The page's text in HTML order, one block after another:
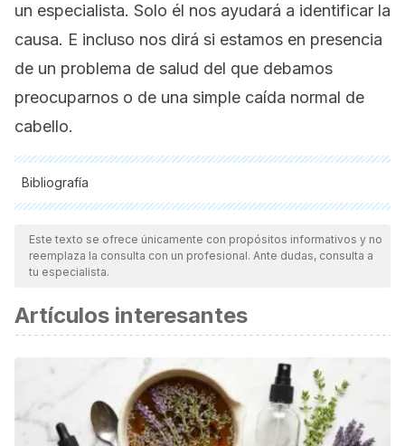
un especialista. Solo él nos ayudará a identificar la
causa. E incluso nos dirá si estamos en presencia
de un problema de salud del que debamos
preocuparnos o de una simple caída normal de
cabello.
Bibliografía
Todas las fuentes citadas fueron revisadas a profundidad por
nuestro equipo, para asegurar su calidad, confiabilidad,
vigencia y validez.La bibliografía de este artículo fue
científica.
Abal-Díaz L, Soria X, Casanova-Seuma J. Alopecias
cicatriciales. Actas Dermo-Sifiliográficas. 2012; 103(5): 376-
Castañeda P, López Cordero S. El pelo: generalidades y
enfermedades más comunes. Rev. Fac. Med. (Méx.). 2018;
Este texto se ofrece únicamente con propósitos informativos y no
reemplaza la consulta con un profesional. Ante dudas, consulta a
tu especialista.
Artículos interesantes